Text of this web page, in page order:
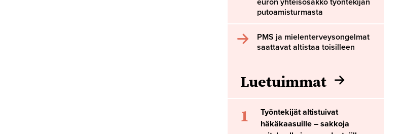
putoamisturmasta
PMS ja mielenterveysongelmat
saattavat altistaa toisilleen
Luetuimmat
1
Työntekijät altistuivat
häkäkaasuille – sakkoja